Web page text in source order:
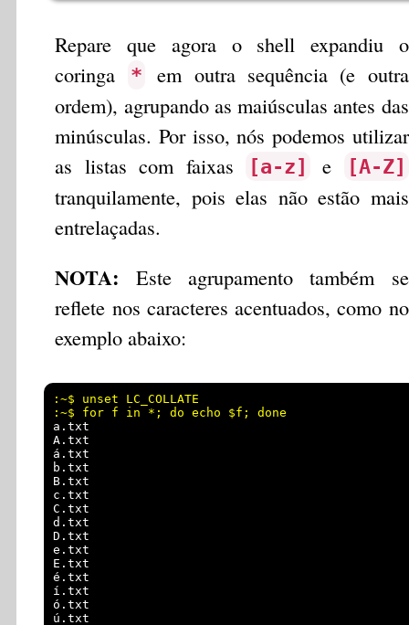
Repare que agora o shell expandiu o
coringa
*
em outra sequência (e outra
ordem), agrupando as maiúsculas antes das
minúsculas. Por isso, nós podemos utilizar
as listas com faixas
[a-z] e [A-Z]
tranquilamente, pois elas não estão mais
entrelaçadas.
NOTA: Este agrupamento também se
reflete nos caracteres acentuados, como no
exemplo abaixo:
:~$ unset LC_COLLATE
a.txt
A.txt
á.txt
b.txt
B.txt
c.txt
C.txt
d.txt
D.txt
e.txt
E.txt
é.txt
í.txt
ó.txt